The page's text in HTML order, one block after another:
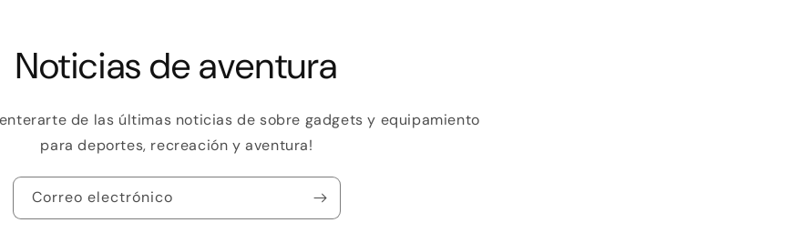
Noticias de aventura
enterarte de las últimas noticias de sobre gadgets y equipamiento
para deportes, recreación y aventura!
Correo electrónico